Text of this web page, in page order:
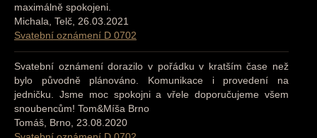
maximálně spokojeni.
Michala, Telč, 26.03.2021
Svatební oznámení D 0702
Svatební oznámení dorazilo v pořádku v kratším čase než
bylo původně plánováno. Komunikace i provedení na
jedničku. Jsme moc spokojni a vřele doporučujeme všem
snoubencům! Tom&Míša Brno
Tomáš, Brno, 23.08.2020